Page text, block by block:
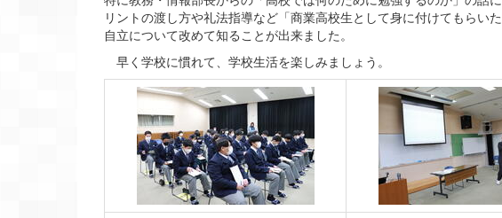
リントの渡し方や礼法指導など「商業高校生として身に付けてもらい
自立について改めて知ることが出来ました。
早く学校に慣れて、学校生活を楽しみましょう。